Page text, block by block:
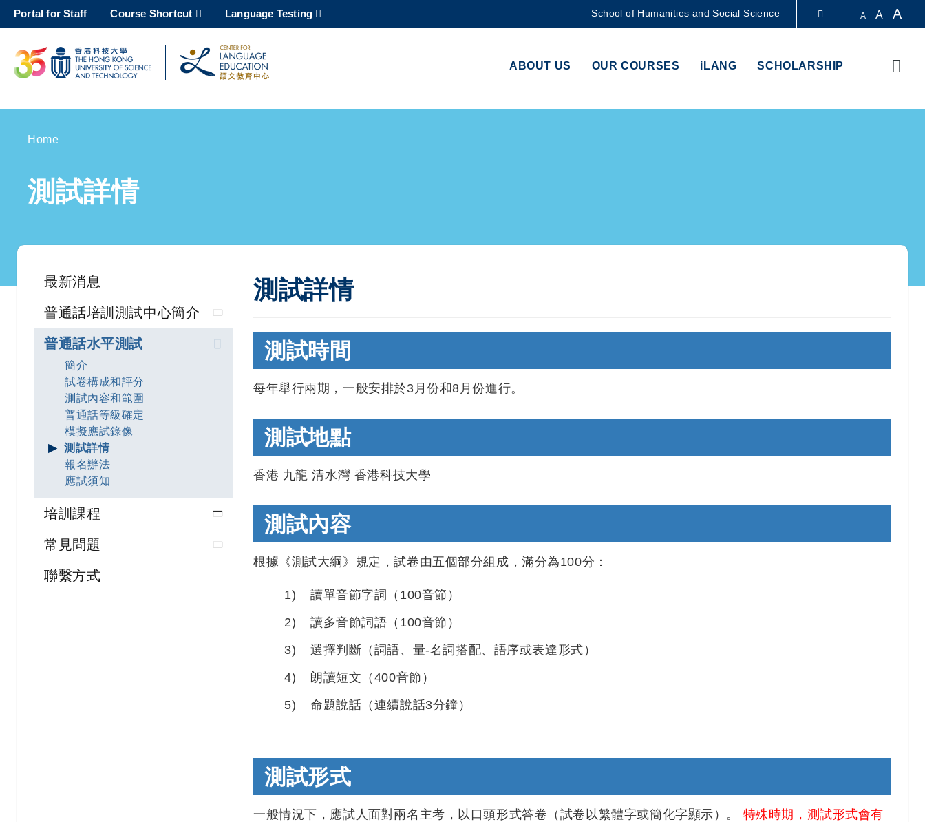
content
MORE ABOUT HKUST
UNIVERSITY NEWS
Portal for Staff Course Shortcut Language Testing School of Humanities and Social Science A A A
ABOUT US OUR COURSES iLANG SCHOLARSHIP
Breadcrumb
Home
測試詳情
最新消息
普通話培訓測試中心簡介
普通話水平測試
簡介
試卷構成和評分
測試內容和範圍
普通話等級確定
模擬應試錄像
測試詳情
報名辦法
應試須知
培訓課程
常見問題
聯繫方式
測試詳情
測試時間
每年舉行兩期，一般安排於3月份和8月份進行。
測試地點
香港 九龍 清水灣 香港科技大學
測試內容
根據《測試大綱》規定，試卷由五個部分組成，滿分為100分：
1)
讀單音節字詞（100音節）
2)
讀多音節詞語（100音節）
3)
選擇判斷（詞語、量-名詞搭配、語序或表達形式）
4)
朗讀短文（400音節）
5)
命題說話（連續說話3分鐘）
測試形式
一般情況下，應試人面對兩名主考，以口頭形式答卷（試卷以繁體字或簡化字顯示）。 特殊時期，測試形式會有